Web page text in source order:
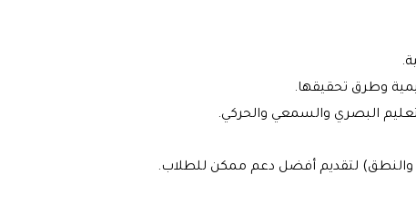
البصري والسمعي والحركي.
والنطق) لتقديم أفضل دعم ممكن للطلاب.